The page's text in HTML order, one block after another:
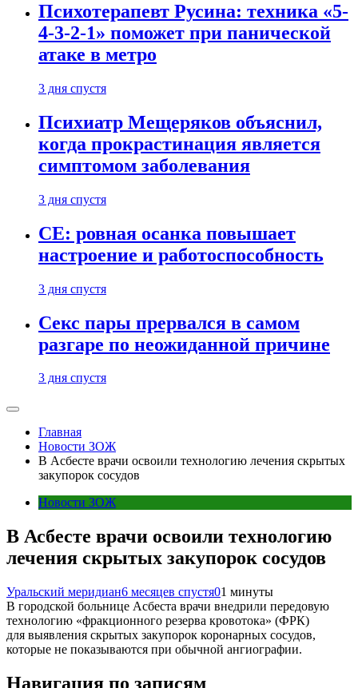
Психотерапевт Русина: техника «5-
4-3-2-1» поможет при панической
атаке в метро
3 дня спустя
Психиатр Мещеряков объяснил,
когда прокрастинация является
симптомом заболевания
3 дня спустя
CE: ровная осанка повышает
настроение и работоспособность
3 дня спустя
Секс пары прервался в самом
разгаре по неожиданной причине
3 дня спустя
Главная
Новости ЗОЖ
В Асбесте врачи освоили технологию лечения скрытых
закупорок сосудов
Новости ЗОЖ
В Асбесте врачи освоили технологию
лечения скрытых закупорок сосудов
Уральский меридиан6 месяцев спустя01 минуты
В городской больнице Асбеста врачи внедрили передовую
технологию «фракционного резерва кровотока» (ФРК)
для выявления скрытых закупорок коронарных сосудов,
которые не показываются при обычной ангиографии.
Навигация по записям